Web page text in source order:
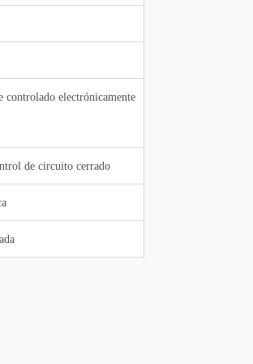
electrónicamente
de circuito cerrado